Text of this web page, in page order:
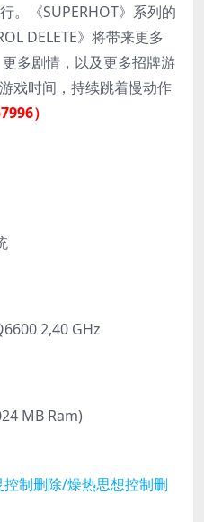
。《SUPERHOT》系列的
DELETE》将带来更多
更多剧情，以及更多招牌游
戏时间，持续跳着慢动作
）
2,40 GHz
MB Ram)